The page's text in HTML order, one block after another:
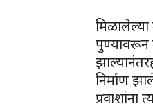
पुण्यावरून
निर्माण